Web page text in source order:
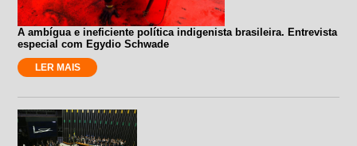
A ambígua e ineficiente política indigenista brasileira. Entrevista
especial com Egydio Schwade
LER MAIS